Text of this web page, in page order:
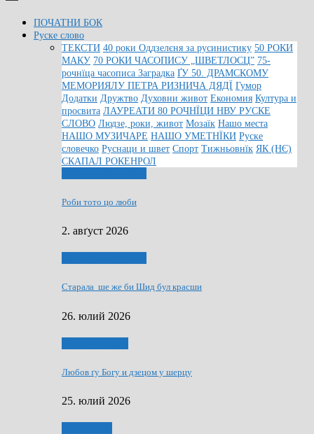
ПОЧАТНИ БОК
Руске слово
ТЕКСТИ 40 роки Оддзелєня за русинистику 50 РОКИ
МАКУ 70 РОКИ ЧАСОПИСУ „ШВЕТЛОСЦ” 75-
рочнїца часописа Заградка ҐУ 50. ДРАМСКОМУ
МЕМОРИЯЛУ ПЕТРА РИЗНИЧА ДЯДЇ Гумор
Додатки Дружтво Духовни живот Економия Култура и
просвита ЛАУРЕАТИ 80 РОЧНЇЦИ НВУ РУСКЕ
СЛОВО Людзе, роки, живот Мозаїк Нашо места
НАШО МУЗИЧАРЕ НАШО УМЕТНЇКИ Руске
словечко Руснаци и швет Спорт Тижньовнїк ЯК (НЄ)
СКАПАЛ РОКЕНРОЛ
Роби тото цо люби
2. авґуст 2026
Старала ше же би Шид бул красши
26. юлий 2026
Любов ґу Богу и дзецом у шерцу
25. юлий 2026